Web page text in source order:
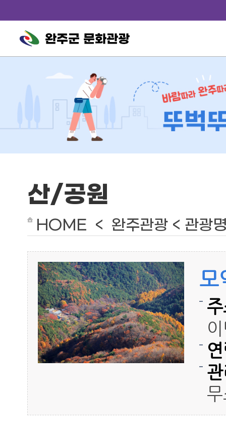
완주군 문화관광
산/공원
HOME < 완주관광 < 관광
모